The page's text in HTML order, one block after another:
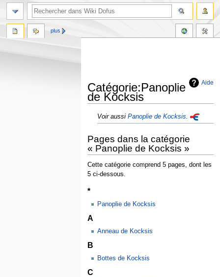
Aide
Catégorie:Panoplie
de Kocksis
Aller
la
navigation
Aller
la
recherche
Voir aussiPanoplie de Kocksis.
Pages dans la catégorie
« Panoplie de Kocksis »
Cette catégorie comprend 5 pages, dont les
5 ci-dessous.
*
Panoplie de Kocksis
A
Anneau de Kocksis
B
Bottes de Kocksis
C
plus